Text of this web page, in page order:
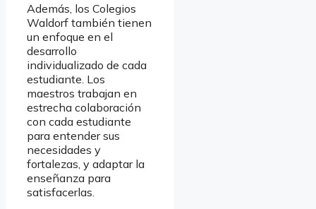
Además, los Colegios
Waldorf también tienen
un enfoque en el
desarrollo
individualizado de cada
estudiante. Los
maestros trabajan en
estrecha colaboración
con cada estudiante
para entender sus
necesidades y
fortalezas, y adaptar la
enseñanza para
satisfacerlas.